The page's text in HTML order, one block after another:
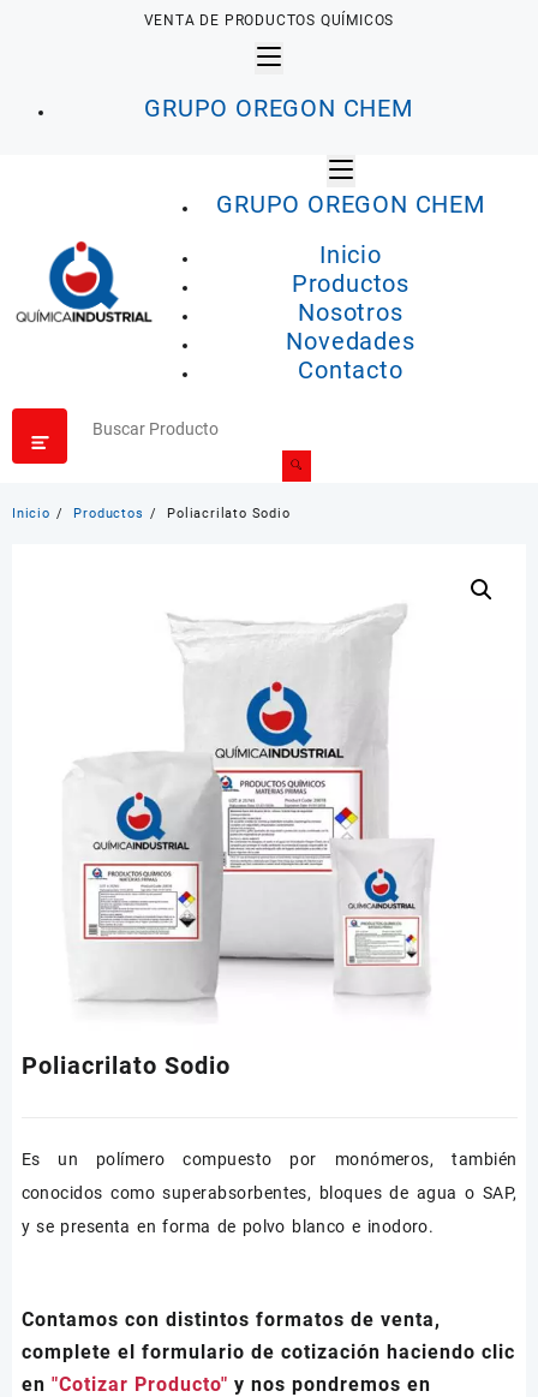
VENTA DE PRODUCTOS QUÍMICOS
GRUPO OREGON CHEM
GRUPO OREGON CHEM
Inicio
Productos
Nosotros
Novedades
Contacto
Inicio Productos Poliacrilato Sodio
Poliacrilato Sodio
Es un polímero compuesto por monómeros, también
conocidos como superabsorbentes, bloques de agua o SAP,
y se presenta en forma de polvo blanco e inodoro.
Contamos con distintos formatos de venta,
complete el formulario de cotización haciendo clic
en "Cotizar Producto" y nos pondremos en